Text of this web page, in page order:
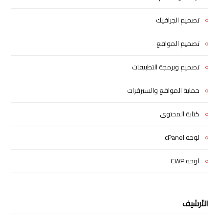
تصميم الجرافيك
تصميم المواقع
تصميم وبرمجة التطبيقات
حماية المواقع والسيرفرات
كتابة المحتوى
لوحه cPanel
لوحه CWP
الأرشيف